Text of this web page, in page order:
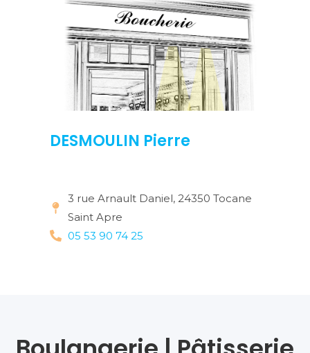
DESMOULIN Pierre
3 rue Arnault Daniel, 24350 Tocane
Saint Apre
05 53 90 74 25